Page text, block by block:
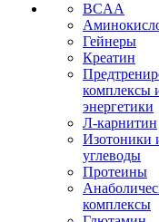
BCAA
Гейнеры
Креатин
комплексы
энергетики
Л-карнитин
Изотоники
углеводы
Протеины
комплексы